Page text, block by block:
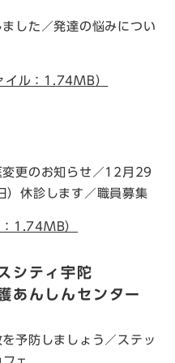
した／発達の悩みについ
ル：1.74MB）
変更のお知らせ／12月29
）休診します／職員募集
1.74MB）
シティ宇陀
あんしんセンター
予防しましょう／ステッ